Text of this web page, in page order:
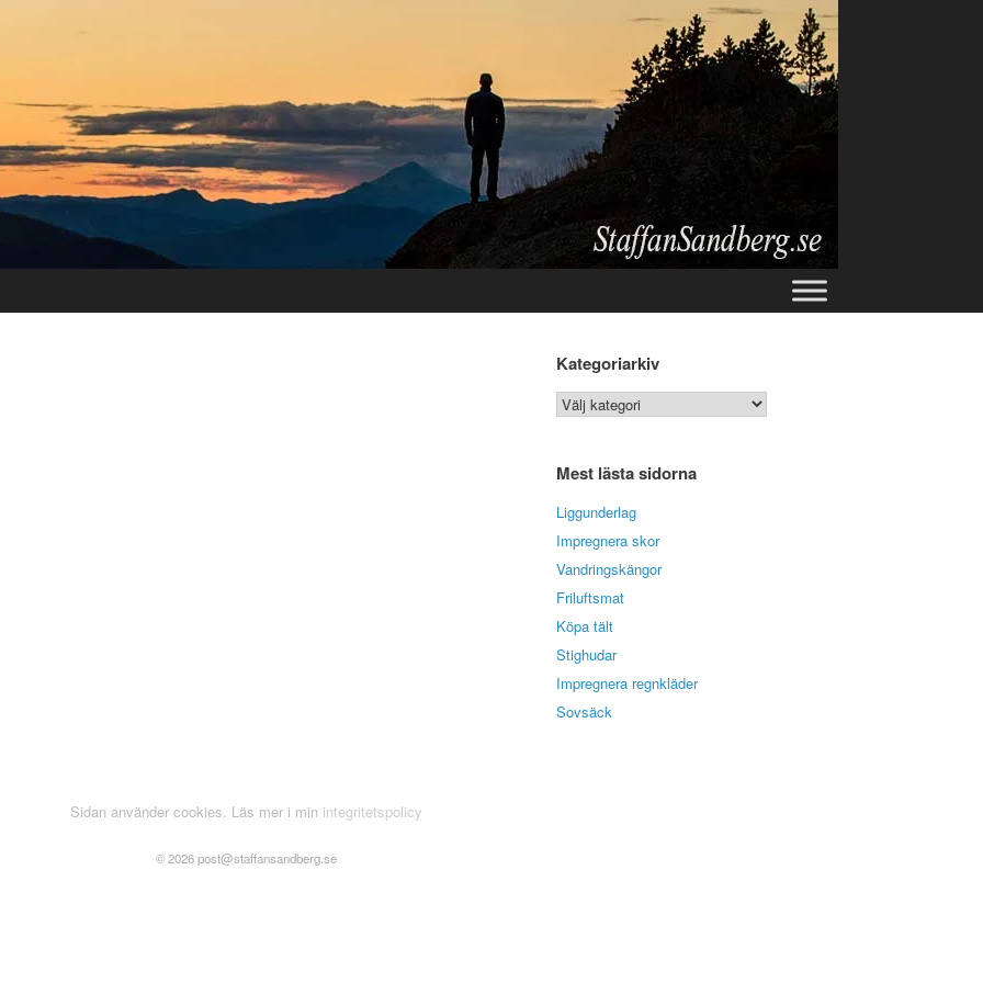
Kategoriarkiv
Kategoriarkiv
Mest lästa sidorna
Liggunderlag
Impregnera skor
Vandringskängor
Friluftsmat
Köpa tält
Stighudar
Impregnera regnkläder
Sovsäck
Sidan använder cookies. Läs mer i min integritetspolicy
© 2026 post@staffansandberg.se